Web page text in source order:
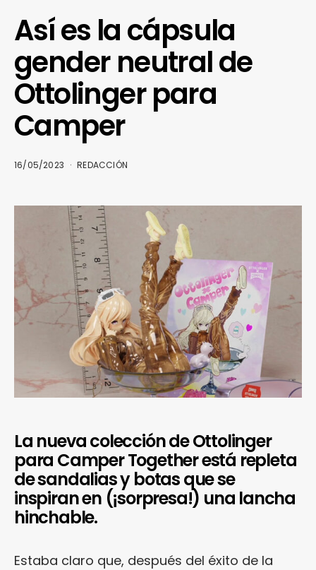
Así es la cápsula
gender neutral de
Ottolinger para
Camper
16/05/2023 REDACCIÓN
La nueva colección de Ottolinger
para Camper Together está repleta
de sandalias y botas que se
inspiran en (¡sorpresa!) una lancha
hinchable.
Estaba claro que, después del éxito de la